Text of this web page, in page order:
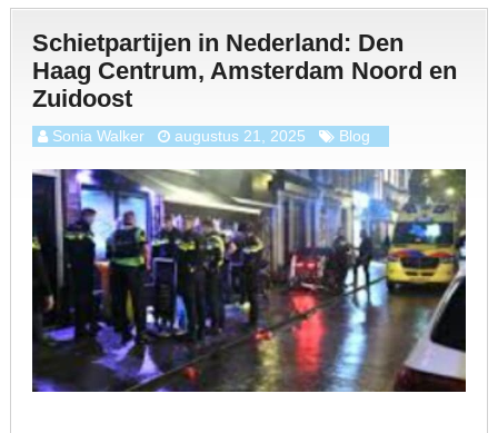
Schietpartijen in Nederland: Den
Haag Centrum, Amsterdam Noord en
Zuidoost
Sonia Walker augustus 21, 2025 Blog